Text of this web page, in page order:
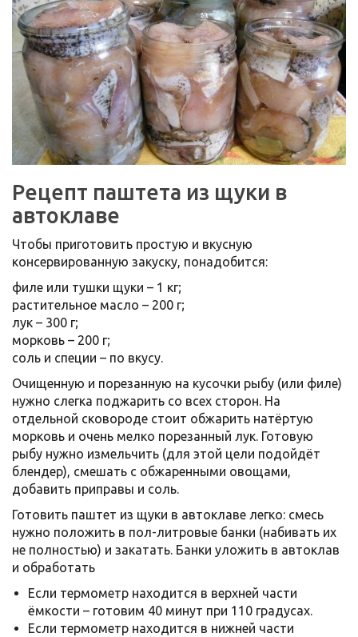
Рецепт паштета из щуки в
автоклаве
Чтобы приготовить простую и вкусную
консервированную закуску, понадобится:
филе или тушки щуки – 1 кг;
растительное масло – 200 г;
лук – 300 г;
морковь – 200 г;
соль и специи – по вкусу.
Очищенную и порезанную на кусочки рыбу (или филе)
нужно слегка поджарить со всех сторон. На
отдельной сковороде стоит обжарить натёртую
морковь и очень мелко порезанный лук. Готовую
рыбу нужно измельчить (для этой цели подойдёт
блендер), смешать с обжаренными овощами,
добавить приправы и соль.
Готовить паштет из щуки в автоклаве легко: смесь
нужно положить в пол-литровые банки (набивать их
не полностью) и закатать. Банки уложить в автоклав
и обработать
Если термометр находится в верхней части
ёмкости – готовим 40 минут при 110 градусах.
Если термометр находится в нижней части